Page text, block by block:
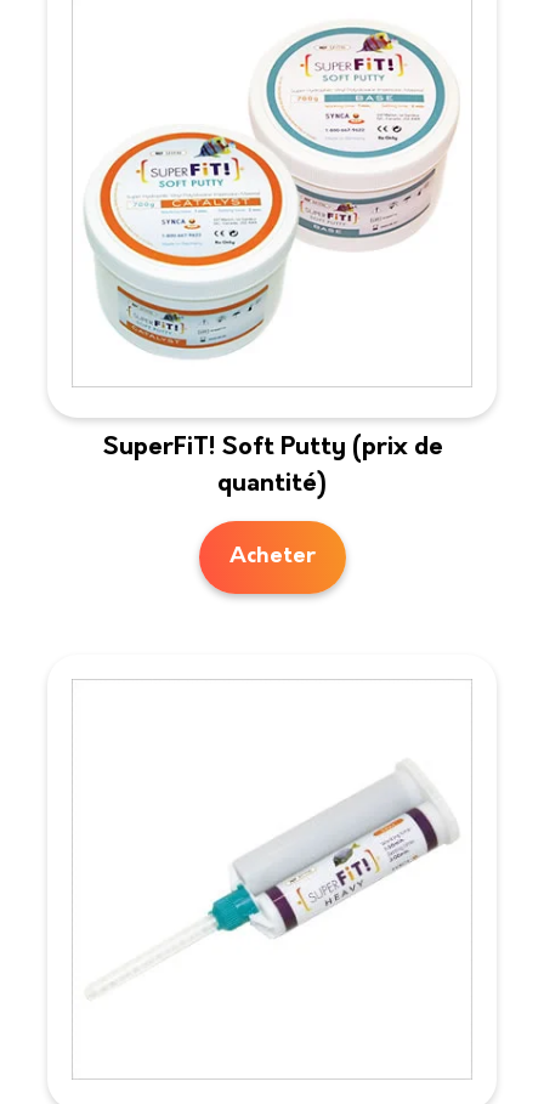
SuperFiT! Soft Putty (prix de
quantité)
Acheter